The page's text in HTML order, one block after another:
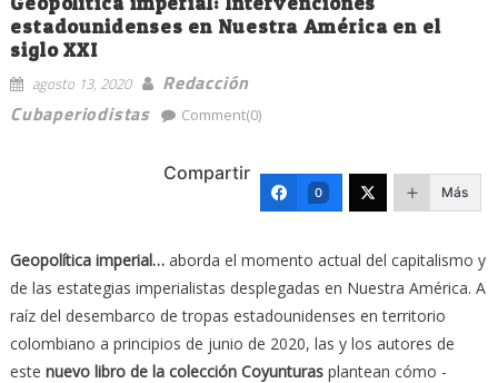
estadounidenses en Nuestra América en el
siglo XXI
agosto 13, 2020
Redacción
Cubaperiodistas
Comment(0)
Compartir
0 Más
Geopolítica imperial…aborda el momento actual del capitalismo y
de las estategias imperialistas desplegadas en Nuestra América. A
raíz del desembarco de tropas estadounidenses en territorio
colombiano a principios de junio de 2020, las y los autores de
este nuevo libro de la colección Coyunturasplantean cómo -